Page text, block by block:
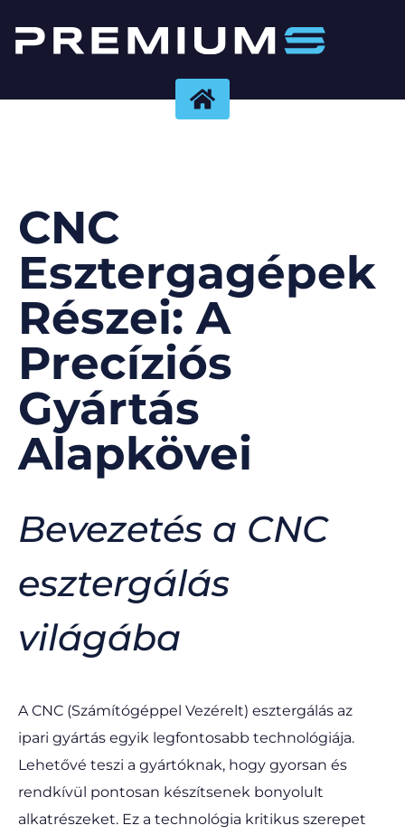
CNC
Esztergagépek
Részei: A
Precíziós
Gyártás
Alapkövei
Bevezetés a CNC
esztergálás
világába
A CNC (Számítógéppel Vezérelt) esztergálás az
ipari gyártás egyik legfontosabb technológiája.
Lehetővé teszi a gyártóknak, hogy gyorsan és
rendkívül pontosan készítsenek bonyolult
alkatrészeket. Ez a technológia kritikus szerepet